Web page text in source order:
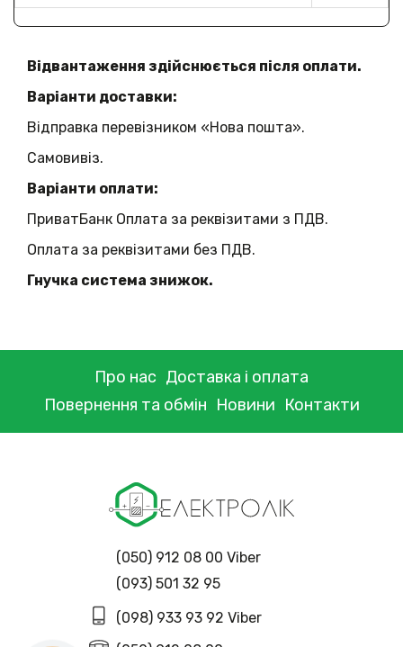
Відвантаження здійснюється після оплати.
Варіанти доставки:
Відправка перевізником «Нова пошта».
Самовивіз.
Варіанти оплати:
ПриватБанк Оплата за реквізитами з ПДВ.
Оплата за реквізитами без ПДВ.
Гнучка система знижок.
Про нас Доставка і оплата
Повернення та обмін Новини Контакти
(050) 912 08 00 Viber
(093) 501 32 95
(098) 933 93 92 Viber